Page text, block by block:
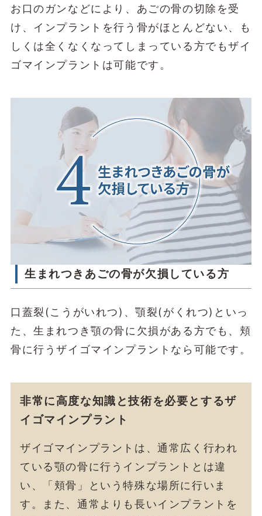
お口のガンなどにより、あごの骨の切除を受
け、インプラントを行う骨がほとんどない、も
しくは全くなくなってしまっている方でもザイ
ゴマインプラントは可能です。
生まれつきあごの骨が欠損している方
口蓋裂(こうがいれつ)、顎裂(がくれつ)といっ
た、生まれつき顎の骨に欠損がある方でも、頬
骨に行うザイゴマインプラントなら可能です。
非常に高度な知識と技術を必要とするザ
イゴマインプラント
ザイゴマインプラントは、通常広く行われ
ている顎の骨に行うインプラントとは違
い、「頬骨」という特殊な場所に行いま
す。また、通常よりも長いインプラントを